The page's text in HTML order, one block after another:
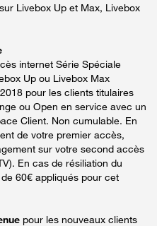
Livebox Up et Max, Livebox
internet Série Spéciale
Up ou Livebox Max
pour les clients titulaires
ou Open en service avec un
Client. Non cumulable. En
de votre premier accès,
sur votre second accès
En cas de résiliation du
60€ appliqués pour cet
pour les nouveaux clients